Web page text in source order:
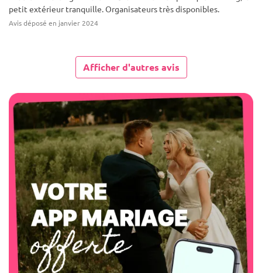
petit extérieur tranquille. Organisateurs très disponibles.
Avis déposé en janvier 2024
Afficher d'autres avis